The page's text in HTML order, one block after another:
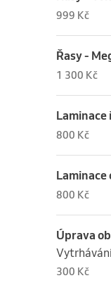
999 Kč
Řasy -
1 300 Kč
800 Kč
Laminace
800 Kč
Úprava
300 Kč